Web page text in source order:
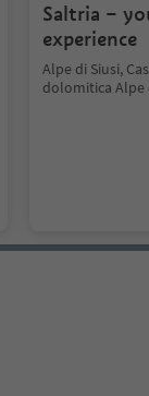
Saltria –
experience
Alpe di Siusi,
dolomitica Alpe